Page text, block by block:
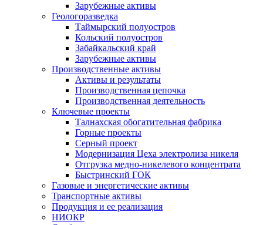
Зарубежные активы
Геологоразведка
Таймырский полуостров
Кольский полуостров
Забайкальский край
Зарубежные активы
Производственные активы
Активы и результаты
Производственная цепочка
Производственная деятельность
Ключевые проекты
Талнахская обогатительная фабрика
Горные проекты
Серный проект
Модернизация Цеха электролиза никеля
Отгрузка медно-никелевого концентрата
Быстринский ГОК
Газовые и энергетические активы
Транспортные активы
Продукция и ее реализация
НИОКР